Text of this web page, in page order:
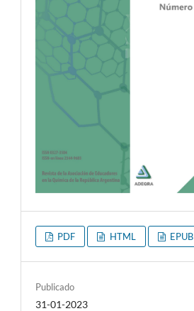
PDF HTML EPUB
Publicado
31-01-2023